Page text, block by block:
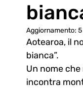
Aggiornamento:
Aotearoa, il
bianca”.
Un nome
incontra